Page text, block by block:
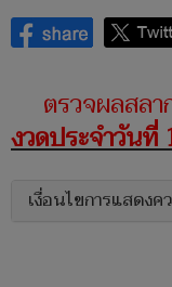
ตรวจผลสล
งวดประจำวัน
เงื่อนไขการแสดง